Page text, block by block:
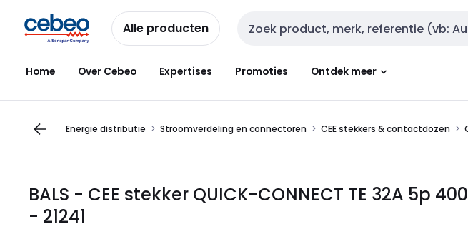
naar
navigatie
naar
inhoud
Alle producten Zoekveld invoer
Home Over Cebeo Expertises Promoties Ontdek meer
Energie distributie Stroomverdeling en connectoren CEE stekkers & contactdozen
BALS - CEE stekker QUICK-CONNECT TE 32A 5p
- 21241